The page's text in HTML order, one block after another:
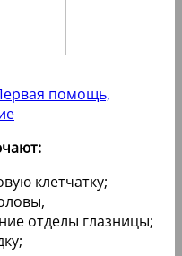
помощь,
клетчатку;
отделы глазницы;